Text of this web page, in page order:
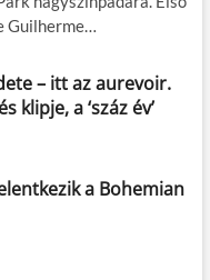
Guilherme…
– itt az aurevoir.
klipje, a ‘száz év’
a Bohemian